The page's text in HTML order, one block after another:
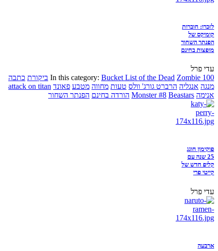
לזכרו: חוברות
קומיקס של
הפנתר השחור
מופצות בחינם
עדי פרל
In this category: Bucket List of the Dead Zombie 100 ביקורת כתבה
מנגה אנגליה הרברט גורג' וולס טעות מחווה מטבע פאונד attack on titan
אנימה
Monster #8 Beastars הורדה בחינם הפנתר השחור
פוקימון חוגג
25 שנה עם
קליפ חדש של
קייטי פרי
עדי פרל
ארבעה